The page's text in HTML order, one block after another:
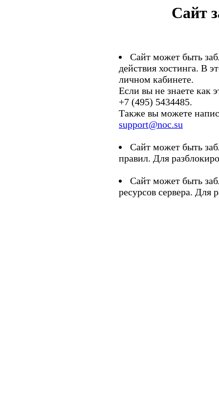
Сайт
Сайт может быть
действия хостинга. В
личном кабинете.
Если вы не знаете как
+7 (495) 5434485.
Также вы можете
support@noc.su
Сайт может быть
правил. Для
Сайт может быть
ресурсов сервера. Для